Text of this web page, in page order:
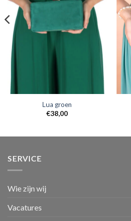
Lua groen
€38,00
SERVICE
Wie zijn wij
Vacatures